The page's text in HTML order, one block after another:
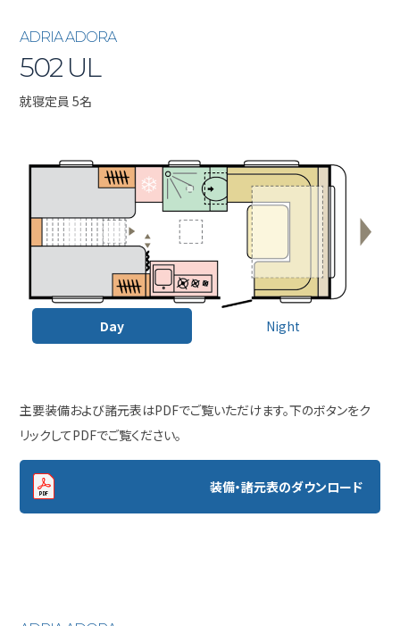
ADRIA ADORA
502 UL
就寝定員 5名
Day Night
主要装備および諸元表はPDFでご覧いただけます。下のボタンをク
リックしてPDFでご覧ください。
装備・諸元表のダウンロード